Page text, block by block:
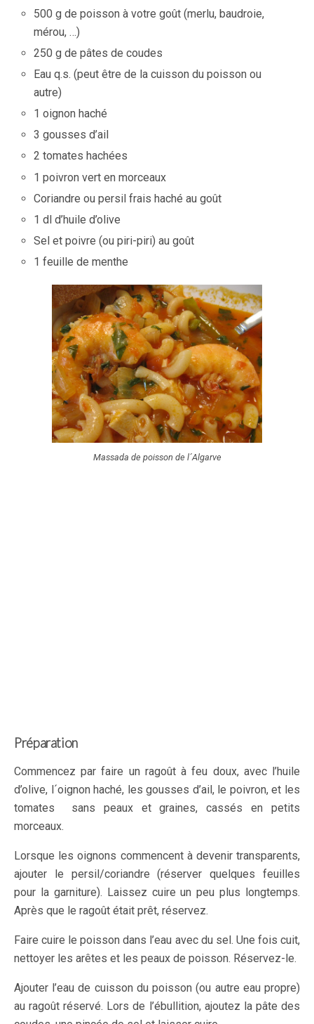
500 g de poisson à votre goût (merlu, baudroie,
mérou, …)
250 g de pâtes de coudes
Eau q.s. (peut être de la cuisson du poisson ou
autre)
1 oignon haché
3 gousses d’ail
2 tomates hachées
1 poivron vert en morceaux
Coriandre ou persil frais haché au goût
1 dl d’huile d’olive
Sel et poivre (ou piri-piri) au goût
1 feuille de menthe
Massada de poisson de l´Algarve
Préparation
Commencez par faire un ragoût à feu doux, avec l’huile
d’olive, l´oignon haché, les gousses d’ail, le poivron, et les
tomates sans peaux et graines, cassés en petits
morceaux.
Lorsque les oignons commencent à devenir transparents,
ajouter le persil/coriandre (réserver quelques feuilles
pour la garniture). Laissez cuire un peu plus longtemps.
Après que le ragoût était prêt, réservez.
Faire cuire le poisson dans l’eau avec du sel. Une fois cuit,
nettoyer les arêtes et les peaux de poisson. Réservez-le.
Ajouter l’eau de cuisson du poisson (ou autre eau propre)
au ragoût réservé. Lors de l’ébullition, ajoutez la pâte des